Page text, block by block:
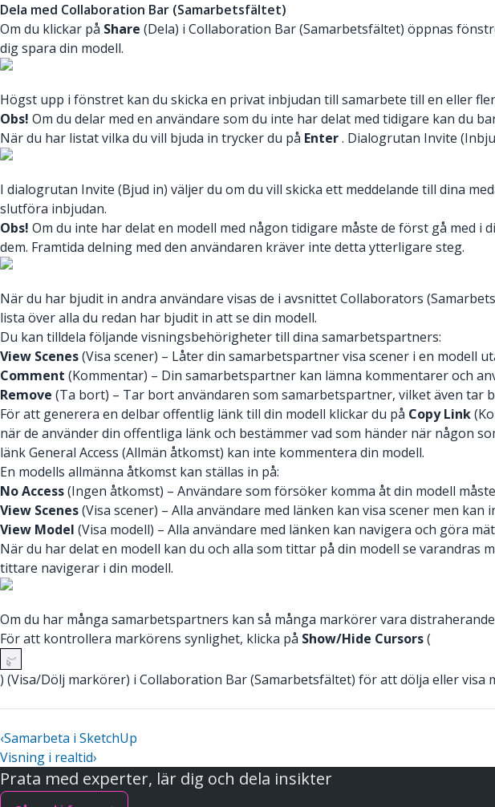
Dela med Collaboration Bar (Samarbetsfältet)
Om du klickar på Share (Dela) i Collaboration Bar (Samarbetsfältet) öppnas
dig spara din modell.
Högst upp i fönstret kan du skicka en privat inbjudan till samarbete till en eller
Obs! Om du delar med en användare som du inte har delat med tidigare kan du
När du har listat vilka du vill bjuda in trycker du på Enter. Dialogrutan Invite
I dialogrutan Invite (Bjud in) väljer du om du vill skicka ett meddelande till dina
slutföra inbjudan.
Obs! Om du inte har delat en modell med någon tidigare måste de först gå med
dem. Framtida delning med den användaren kräver inte detta ytterligare steg.
När du har bjudit in andra användare visas de i avsnittet Collaborators
lista över alla du redan har bjudit in att se din modell.
Du kan tilldela följande visningsbehörigheter till dina samarbetspartners:
View Scenes(Visa scener) – Låter din samarbetspartner visa scener i en modell
Comment (Kommentar) – Din samarbetspartner kan lämna kommentarer och
Remove (Ta bort) – Tar bort användaren som samarbetspartner, vilket även tar
För att generera en delbar offentlig länk till din modell klickar du på Copy Link
när de använder din offentliga länk och bestämmer vad som händer när någon
länk General Access (Allmän åtkomst) kan inte kommentera din modell.
En modells allmänna åtkomst kan ställas in på:
No Access(Ingen åtkomst) – Användare som försöker komma åt din modell
View Scenes(Visa scener) – Alla användare med länken kan visa scener men
View Model (Visa modell) – Alla användare med länken kan navigera och göra
När du har delat en modell kan du och alla som tittar på din modell se
tittare navigerar i din modell.
Om du har många samarbetspartners kan så många markörer vara
För att kontrollera markörens synlighet, klicka på Show/Hide Cursors(
) (Visa/Dölj markörer) i Collaboration Bar (Samarbetsfältet) för att dölja eller visa
‹Samarbeta i SketchUp
Visning i realtid›
Prata med experter, lär dig och dela insikter